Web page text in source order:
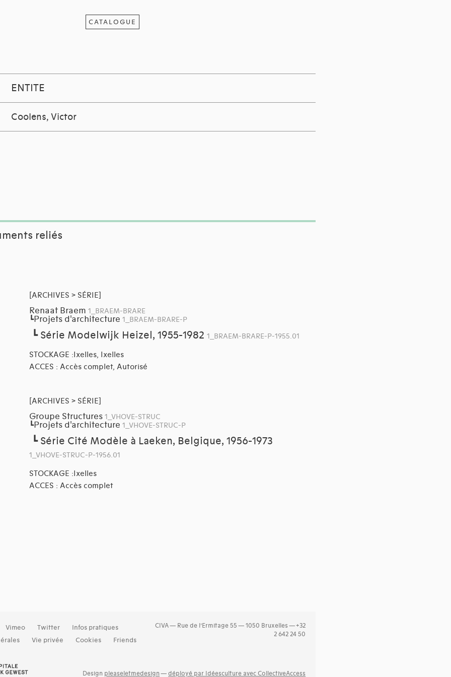
CATALOGUE
ENTITE
Coolens, Victor
reliés
[ARCHIVES > SÉRIE]
Renaat Braem 1_BRAEM-BRARE
┗Projets d'architecture 1_BRAEM-BRARE-P
┗ Série Modelwijk Heizel, 1955-1982 1_BRAEM-BRARE-P-1955.01
STOCKAGE :Ixelles, Ixelles
ACCES : Accès complet, Autorisé
[ARCHIVES > SÉRIE]
Groupe Structures 1_VHOVE-STRUC
┗Projets d'architecture 1_VHOVE-STRUC-P
┗ Série Cité Modèle à Laeken, Belgique, 1956-1973
1_VHOVE-STRUC-P-1956.01
STOCKAGE :Ixelles
ACCES : Accès complet
Vimeo Twitter
Infos pratiques
Vie privée Cookies Friends
CIVA — Rue de l’Ermitage 55 — 1050 Bruxelles — +32
2 642 24 50
Design pleaseletmedesign —déployé par Idéesculture avec CollectiveAccess